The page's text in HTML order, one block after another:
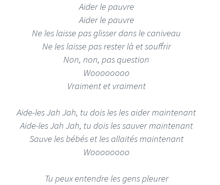
Aider le pauvre
Aider le pauvre
Ne les laisse pas glisser dans le caniveau
Ne les laisse pas rester là et souffrir
Non, non, pas question
Woooooooo
Vraiment et vraiment
Aide-les Jah Jah, tu dois les les aider maintenant
Aide-les Jah Jah, tu dois les sauver maintenant
Sauve les bébés et les allaités maintenant
Woooooooo
Tu peux entendre les gens pleurer